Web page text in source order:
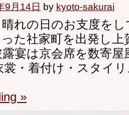
9月14日 by kyoto-sakurai
れの日のお支度を
た社家町を出発し上
露宴は京会席を数寄
・着付け・スタイ
»